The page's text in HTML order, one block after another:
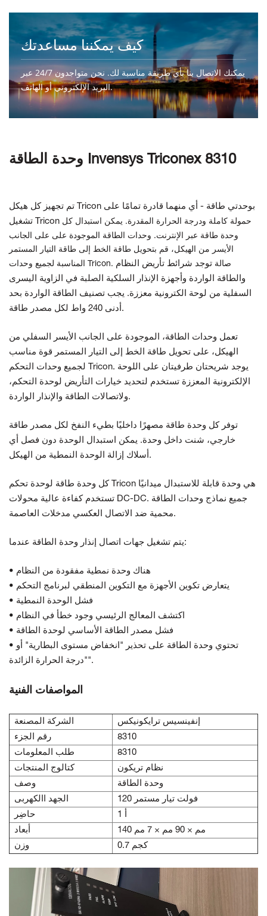
كيف يمكننا مساعدتك
يمكنك الاتصال بنا بأي طريقة مناسبة لك. نحن متواجدون 24/7 عبر
البريد الإلكتروني أو الهاتف.
اتصل بنا
وحدة الطاقة Invensys Triconex 8310
تم تجهيز كل هيكل Tricon بوحدتي طاقة - أي منهما قادرة تمامًا على
تشغيل Tricon حمولة كاملة ودرجة الحرارة المقدرة. يمكن استبدال كل
وحدة طاقة عبر الإنترنت. وحدات الطاقة الموجودة على على الجانب
الأيسر من الهيكل، قم بتحويل طاقة الخط إلى طاقة التيار المستمر
المناسبة لجميع وحدات Tricon. صالة توجد شرائط تأريض النظام
والطاقة الواردة وأجهزة الإنذار السلكية الصلبة في الزاوية اليسرى
السفلية من لوحة الكترونية معززة. يجب تصنيف الطاقة الواردة بحد
أدنى 240 واط لكل مصدر طاقة.
تعمل وحدات الطاقة، الموجودة على الجانب الأيسر السفلي من
الهيكل، على تحويل طاقة الخط إلى التيار المستمر قوة مناسب
لجميع وحدات التحكم Tricon. يوجد شريحتان طرفيتان على اللوحة
الإلكترونية المعززة تستخدم لتحديد خيارات التأريض لوحدة التحكم،
ولاتصالات الطاقة والإنذار الواردة.
توفر كل وحدة طاقة مصهرًا داخليًا بطيء النفخ لكل مصدر طاقة
خارجي، شنت داخل وحدة. يمكن استبدال الوحدة دون فصل أي
أسلاك
إزالة الوحدة النمطية من الهيكل.
كل وحدة طاقة لوحدة تحكم Tricon هي وحدة قابلة للاستبدال ميدانيًا
تستخدم كفاءة عالية محولات DC-DC. جميع نماذج وحدات الطاقة
محمية ضد الاتصال العكسيمدخلات العاصمة.
يتم تشغيل جهات اتصال إنذار وحدة الطاقة عندما:
• هناك وحدة نمطية مفقودة من النظام
• يتعارض تكوين الأجهزة مع التكوين المنطقي لبرنامج التحكم
• فشل الوحدة النمطية
• اكتشف المعالج الرئيسي وجود خطأ في النظام
• فشل مصدر الطاقة الأساسي لوحدة الطاقة
• تحتوي وحدة الطاقة على تحذير "انخفاض مستوى البطارية" أو
"درجة الحرارة الزائدة".
المواصفات الفنية
الشركة المصنعة
إنفينسيس ترايكونيكس
رقم الجزء
8310
طلب المعلومات
8310
كتالوج المنتجات
نظام تريكون
وصف
وحدة الطاقة
الجهد االكهربى
120 فولت تيار مستمر
حاضِر
أبعاد
140 مم × 90 مم × 7 مم
وزن
0.7 كجم